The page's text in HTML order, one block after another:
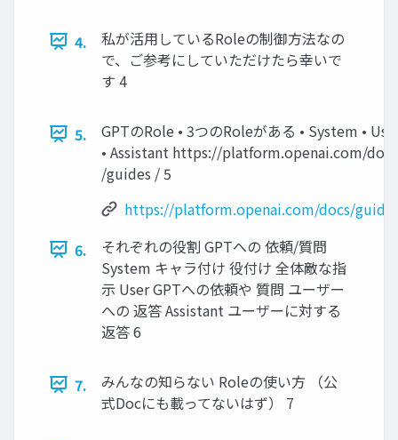
4.
私が活用しているRoleの制御方法なの
で、ご参考にしていただけたら幸いで
す 4
5.
GPTのRole • 3つのRoleがある • System •
• Assistant https://platform.openai.com/docs
/guides / 5
https://platform.openai.com/docs/
6.
それぞれの役割 GPTへの 依頼/質問
System キャラ付け 役付け 全体敵な指
示 User GPTへの依頼や 質問 ユーザー
への 返答 Assistant ユーザーに対する
返答 6
7.
みんなの知らない Roleの使い方 （公
式Docにも載ってないはず） 7